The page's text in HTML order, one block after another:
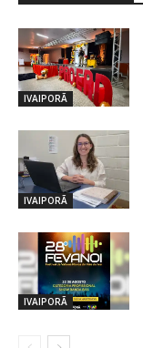
IVAIPORÃ
IVAIPORÃ
IVAIPORÃ